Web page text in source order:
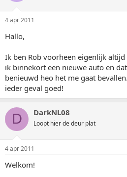
a
r
r
4 apr 2011
Hallo,
Ik ben Rob voorheen eigenlijk
ik binnekort een nieuwe auto en
benieuwd heo het me gaat
ieder geval goed!
D DarkNL08
Loopt hier de deur plat
4 apr 2011
Welkom!